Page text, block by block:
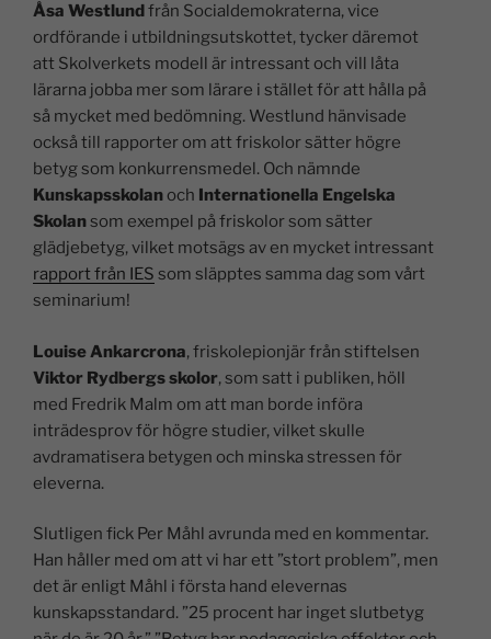
Åsa Westlund från Socialdemokraterna, vice
ordförande i utbildningsutskottet, tycker däremot
att Skolverkets modell är intressant och vill låta
lärarna jobba mer som lärare i stället för att hålla på
så mycket med bedömning. Westlund hänvisade
också till rapporter om att friskolor sätter högre
betyg som konkurrensmedel. Och nämnde
Kunskapsskolan och Internationella Engelska
Skolansom exempel på friskolor som sätter
glädjebetyg, vilket motsägs av en mycket intressant
rapport från IES som släpptes samma dag som vårt
seminarium!
Louise Ankarcrona, friskolepionjär från stiftelsen
Viktor Rydbergs skolor, som satt i publiken, höll
med Fredrik Malm om att man borde införa
inträdesprov för högre studier, vilket skulle
avdramatisera betygen och minska stressen för
eleverna.
Slutligen fick Per Måhl avrunda med en kommentar.
Han håller med om att vi har ett ”stort problem”, men
det är enligt Måhl i första hand elevernas
kunskapsstandard. ”25 procent har inget slutbetyg